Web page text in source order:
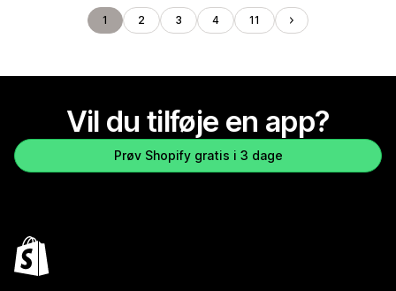
1 2 3 4 11
Vil du tilføje en app?
Prøv Shopify gratis i 3 dage